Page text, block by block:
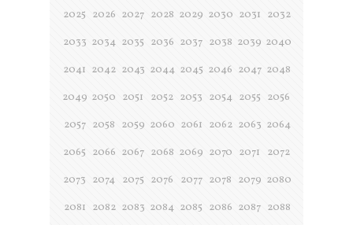
2025 2026 2027 2028 2029 2030 2031 2032
2033 2034 2035 2036 2037 2038 2039 2040
2041 2042 2043 2044 2045 2046 2047 2048
2049 2050 2051 2052 2053 2054 2055 2056
2057 2058 2059 2060 2061 2062 2063 2064
2065 2066 2067 2068 2069 2070 2071
2072
2073 2074 2075 2076 2077 2078 2079 2080
2081 2082 2083 2084 2085 2086 2087 2088